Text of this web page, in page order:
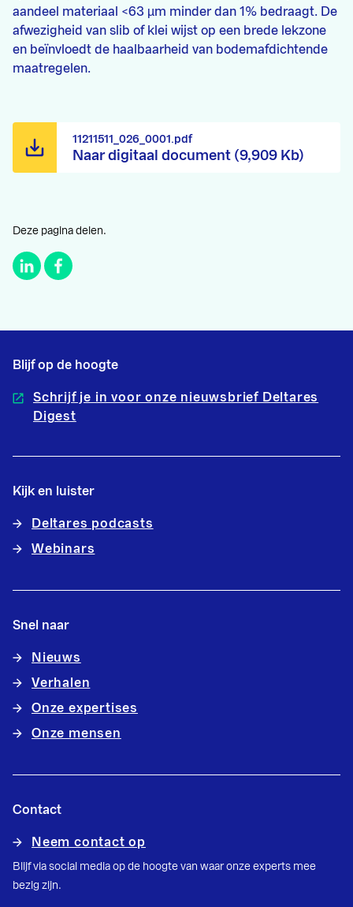
aandeel materiaal <63 µm minder dan 1% bedraagt. De
afwezigheid van slib of klei wijst op een brede lekzone
en beïnvloedt de haalbaarheid van bodemafdichtende
maatregelen.
Naar digitaal document (9,909 Kb)
11211511_026_0001.pdf
Deze pagina delen.
Blijf op de hoogte
Schrijf je in voor onze nieuwsbrief Deltares
Digest
Kijk en luister
Deltares podcasts
Webinars
Snel naar
Nieuws
Verhalen
Onze expertises
Onze mensen
Contact
Neem contact op
Blijf via social media op de hoogte van waar onze experts mee
bezig zijn.